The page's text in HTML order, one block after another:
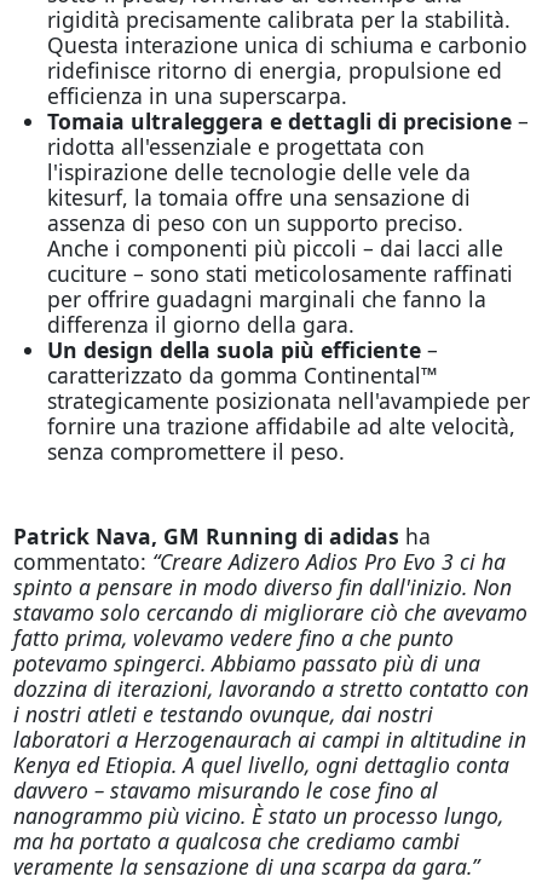
rigidità precisamente calibrata per la stabilità.
Questa interazione unica di schiuma e carbonio
ridefinisce ritorno di energia, propulsione ed
efficienza in una superscarpa.
Tomaia ultraleggera e dettagli di precisione–
ridotta all'essenziale e progettata con
l'ispirazione delle tecnologie delle vele da
kitesurf, la tomaia offre una sensazione di
assenza di peso con un supporto preciso.
Anche i componenti più piccoli – dai lacci alle
cuciture – sono stati meticolosamente raffinati
per offrire guadagni marginali che fanno la
differenza il giorno della gara.
Un design della suola più efficiente–
caratterizzato da gomma Continental™
strategicamente posizionata nell'avampiede per
fornire una trazione affidabile ad alte velocità,
senza compromettere il peso.
Patrick Nava, GM Running di adidas ha
commentato: “Creare Adizero Adios Pro Evo 3 ci ha
spinto a pensare in modo diverso fin dall'inizio. Non
stavamo solo cercando di migliorare ciò che avevamo
fatto prima, volevamo vedere fino a che punto
potevamo spingerci. Abbiamo passato più di una
dozzina di iterazioni, lavorando a stretto contatto con
i nostri atleti e testando ovunque, dai nostri
laboratori a Herzogenaurach ai campi in altitudine in
Kenya ed Etiopia. A quel livello, ogni dettaglio conta
davvero – stavamo misurando le cose fino al
nanogrammo più vicino. È stato un processo lungo,
ma ha portato a qualcosa che crediamo cambi
veramente la sensazione di una scarpa da gara.”